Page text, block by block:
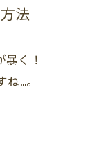
法
く！
…。